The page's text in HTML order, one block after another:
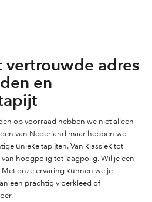
adres
en
op voorraad hebben we niet alleen
van Nederland maar hebben we
unieke tapijten. Van klassiek tot
hoogpolig tot laagpolig. Wil je een
onze ervaring kunnen we je
een prachtig vloerkleed of